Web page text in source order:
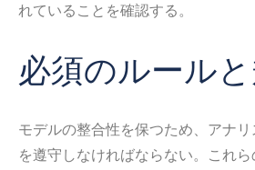
れていることを確認する。
必須のルール
モデルの整合性を保つため、アナ
を遵守しなければならない。これ